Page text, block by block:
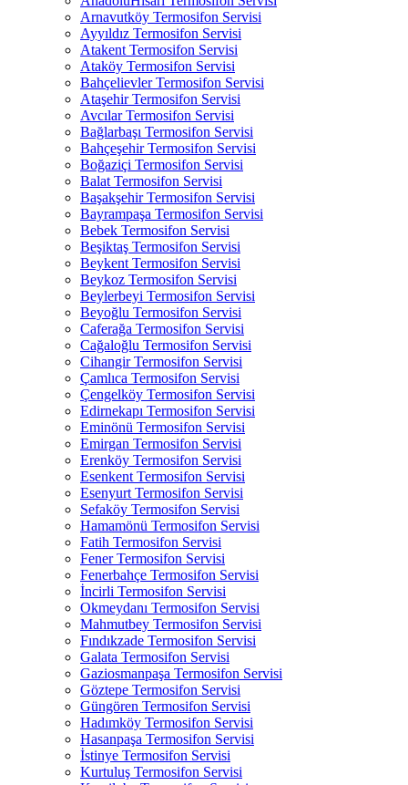
Arnavutköy Termosifon Servisi
Ayyıldız Termosifon Servisi
Atakent Termosifon Servisi
Ataköy Termosifon Servisi
Bahçelievler Termosifon Servisi
Ataşehir Termosifon Servisi
Avcılar Termosifon Servisi
Bağlarbaşı Termosifon Servisi
Bahçeşehir Termosifon Servisi
Boğaziçi Termosifon Servisi
Balat Termosifon Servisi
Başakşehir Termosifon Servisi
Bayrampaşa Termosifon Servisi
Bebek Termosifon Servisi
Beşiktaş Termosifon Servisi
Beykent Termosifon Servisi
Beykoz Termosifon Servisi
Beylerbeyi Termosifon Servisi
Beyoğlu Termosifon Servisi
Caferağa Termosifon Servisi
Cağaloğlu Termosifon Servisi
Cihangir Termosifon Servisi
Çamlıca Termosifon Servisi
Çengelköy Termosifon Servisi
Edirnekapı Termosifon Servisi
Eminönü Termosifon Servisi
Emirgan Termosifon Servisi
Erenköy Termosifon Servisi
Esenkent Termosifon Servisi
Esenyurt Termosifon Servisi
Sefaköy Termosifon Servisi
Hamamönü Termosifon Servisi
Fatih Termosifon Servisi
Fener Termosifon Servisi
Fenerbahçe Termosifon Servisi
İncirli Termosifon Servisi
Okmeydanı Termosifon Servisi
Mahmutbey Termosifon Servisi
Fındıkzade Termosifon Servisi
Galata Termosifon Servisi
Gaziosmanpaşa Termosifon Servisi
Göztepe Termosifon Servisi
Güngören Termosifon Servisi
Hadımköy Termosifon Servisi
Hasanpaşa Termosifon Servisi
İstinye Termosifon Servisi
Kurtuluş Termosifon Servisi